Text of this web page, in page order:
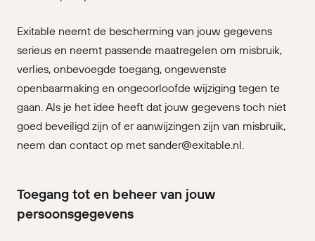
Exitable neemt de bescherming van jouw gegevens
serieus en neemt passende maatregelen om misbruik,
verlies, onbevoegde toegang, ongewenste
openbaarmaking en ongeoorloofde wijziging tegen te
gaan. Als je het idee heeft dat jouw gegevens toch niet
goed beveiligd zijn of er aanwijzingen zijn van misbruik,
neem dan contact op met sander@exitable.nl.
Toegang tot en beheer van jouw
persoonsgegevens